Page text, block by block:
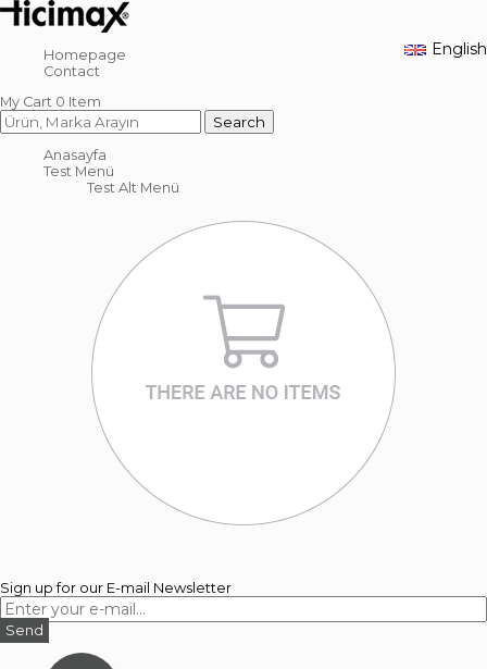
English
Homepage
Contact
My Cart 0 Item
Anasayfa
Test Menü
Test Alt Menü
Sign up for our E-mail Newsletter
Send